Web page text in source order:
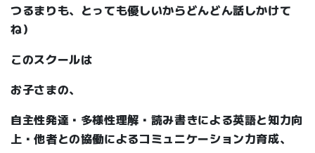
つるまりも、とっても優しいからどんどん話しかけて
ね）
このスクールは
お子さまの、
自主性発達・多様性理解・読み書きによる英語と知力向
上・他者との協働によるコミュニケーション力育成、